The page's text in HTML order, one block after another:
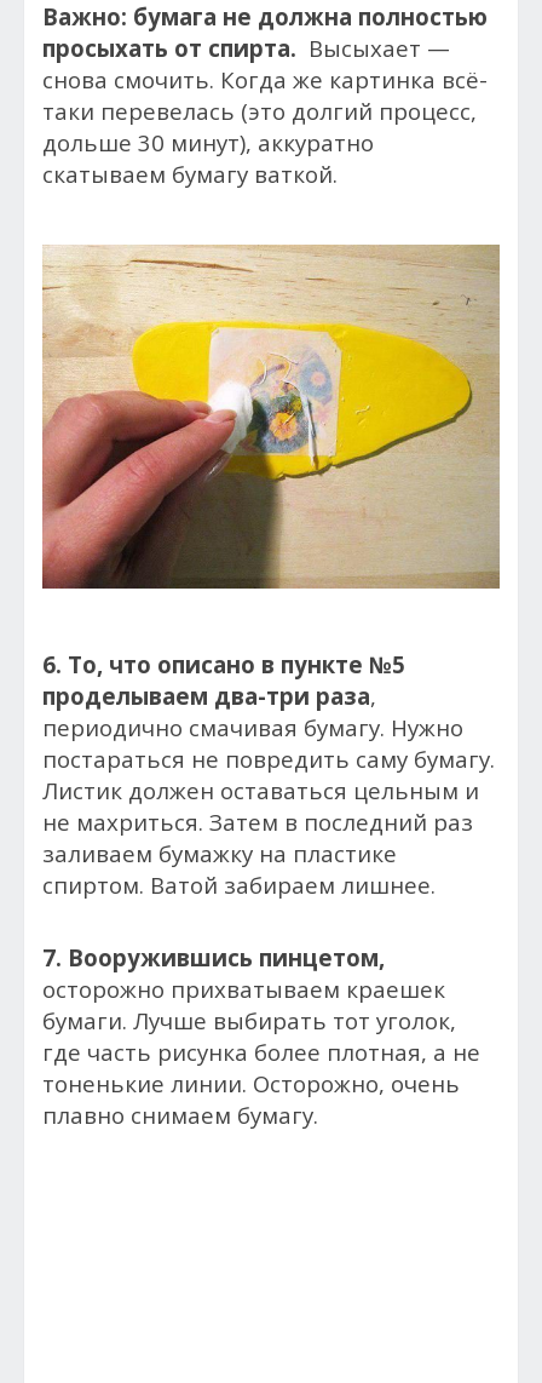
Важно: бумага не должна полностью
просыхать от спирта. Высыхает —
снова смочить. Когда же картинка всё-
таки перевелась (это долгий процесс,
дольше 30 минут), аккуратно
скатываем бумагу ваткой.
6. То, что описано в пункте №5
проделываем два-три раза,
периодично смачивая бумагу. Нужно
постараться не повредить саму бумагу.
Листик должен оставаться цельным и
не махриться. Затем в последний раз
заливаем бумажку на пластике
спиртом. Ватой забираем лишнее.
7. Вооружившись пинцетом,
осторожно прихватываем краешек
бумаги. Лучше выбирать тот уголок,
где часть рисунка более плотная, а не
тоненькие линии. Осторожно, очень
плавно снимаем бумагу.